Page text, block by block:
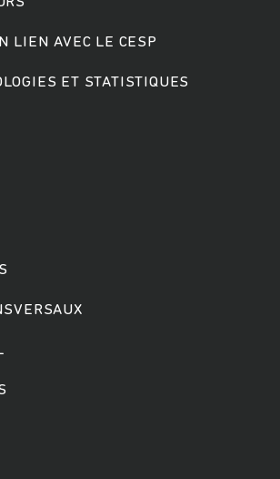
LIEN AVEC LE CESP
ET STATISTIQUES